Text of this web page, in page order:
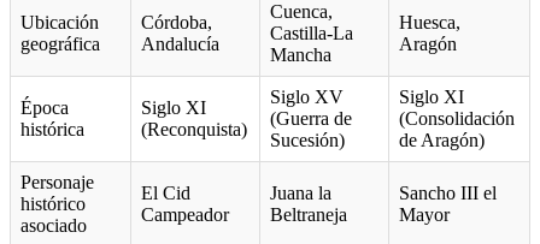
Ubicación
geográfica
Córdoba,
Andalucía
Cuenca,
Castilla-La
Mancha
Huesca,
Aragón
Época
histórica
Siglo XI
(Reconquista)
Siglo XV
(Guerra de
Sucesión)
Siglo XI
(Consolidación
de Aragón)
Personaje
histórico
asociado
El Cid
Campeador
Juana la
Beltraneja
Sancho III el
Mayor